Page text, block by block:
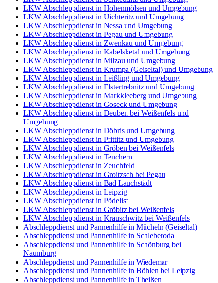
LKW Abschleppdienst in Hohenmölsen und Umgebung
LKW Abschleppdienst in Uichteritz und Umgebung
LKW Abschleppdienst in Nessa und Umgebung
LKW Abschleppdienst in Pegau und Umgebung
LKW Abschleppdienst in Zwenkau und Umgebung
LKW Abschleppdienst in Kabelsketal und Umgebung
LKW Abschleppdienst in Milzau und Umgebung
LKW Abschleppdienst in Krumpa (Geiseltal) und Umgebung
LKW Abschleppdienst in Leißling und Umgebung
LKW Abschleppdienst in Elstertrebnitz und Umgebung
LKW Abschleppdienst in Markkleeberg und Umgebung
LKW Abschleppdienst in Goseck und Umgebung
LKW Abschleppdienst in Deuben bei Weißenfels und
Umgebung
LKW Abschleppdienst in Döbris und Umgebung
LKW Abschleppdienst in Prittitz und Umgebung
LKW Abschleppdienst in Gröben bei Weißenfels
LKW Abschleppdienst in Teuchern
LKW Abschleppdienst in Zeuchfeld
LKW Abschleppdienst in Groitzsch bei Pegau
LKW Abschleppdienst in Bad Lauchstädt
LKW Abschleppdienst in Leipzig
LKW Abschleppdienst in Pödelist
LKW Abschleppdienst in Gröbitz bei Weißenfels
LKW Abschleppdienst in Krauschwitz bei Weißenfels
Abschleppdienst und Pannenhilfe in Mücheln (Geiseltal)
Abschleppdienst und Pannenhilfe in Schleberoda
Abschleppdienst und Pannenhilfe in Schönburg bei
Naumburg
Abschleppdienst und Pannenhilfe in Wiedemar
Abschleppdienst und Pannenhilfe in Böhlen bei Leipzig
Abschleppdienst und Pannenhilfe in Theißen